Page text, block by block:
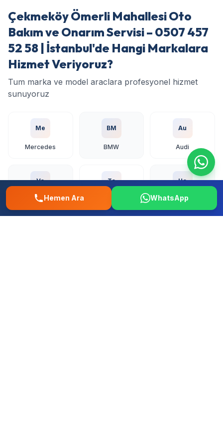
Çekmeköy Ömerli Mahallesi Oto
Bakım ve Onarım Servisi – 0507 457
52 58 | İstanbul'de Hangi Markalara
Hizmet Veriyoruz?
Tum marka ve model araclara profesyonel hizmet
sunuyoruz
Me
Mercedes
BM
BMW
Au
Audi
Vo
Volkswagen
To Ho
Honda
Hemen Ara WhatsApp